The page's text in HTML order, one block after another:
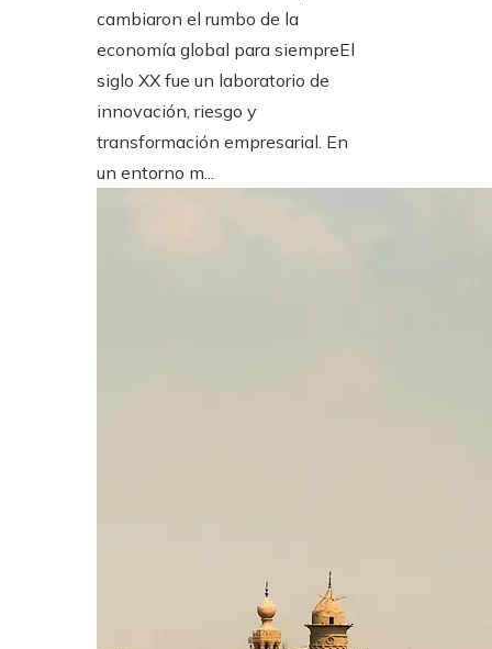
cambiaron el rumbo de la
economía global para siempreEl
siglo XX fue un laboratorio de
innovación, riesgo y
transformación empresarial. En
un entorno m...